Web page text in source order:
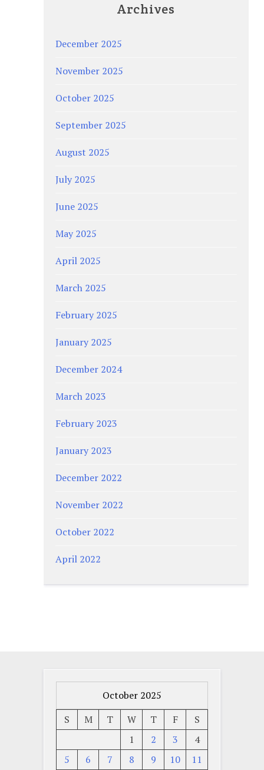
Archives
December 2025
November 2025
October 2025
September 2025
August 2025
July 2025
June 2025
May 2025
April 2025
March 2025
February 2025
January 2025
December 2024
March 2023
February 2023
January 2023
December 2022
November 2022
October 2022
April 2022
October 2025
S
M T W T F
S
1
2 3
4
5
6 7 8 9 10 11